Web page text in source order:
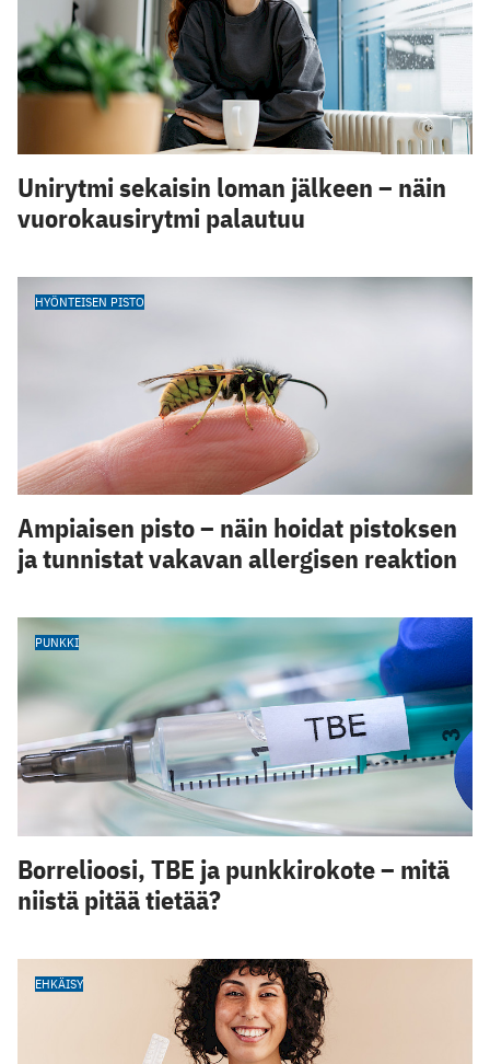
Unirytmi sekaisin loman jälkeen – näin
vuorokausirytmi palautuu
HYÖNTEISEN PISTO
Ampiaisen pisto – näin hoidat pistoksen
ja tunnistat vakavan allergisen reaktion
PUNKKI
Borrelioosi, TBE ja punkkirokote – mitä
niistä pitää tietää?
EHKÄISY